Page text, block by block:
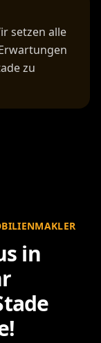
setzen alle
zu
in